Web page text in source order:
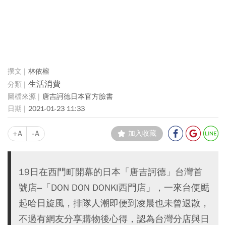
林依榕
生活消費
唐吉訶德日本官方臉書
2021-01-23 11:33
+A -A 加入收藏
19日在西門町開幕的日本「唐吉訶德」台灣首
號店–「DON DON DONKI西門店」，一來台便颳
起哈日旋風，排隊人潮即便到凌晨也未曾退散，
不過有網友分享購物後心得，認為台灣分店與日